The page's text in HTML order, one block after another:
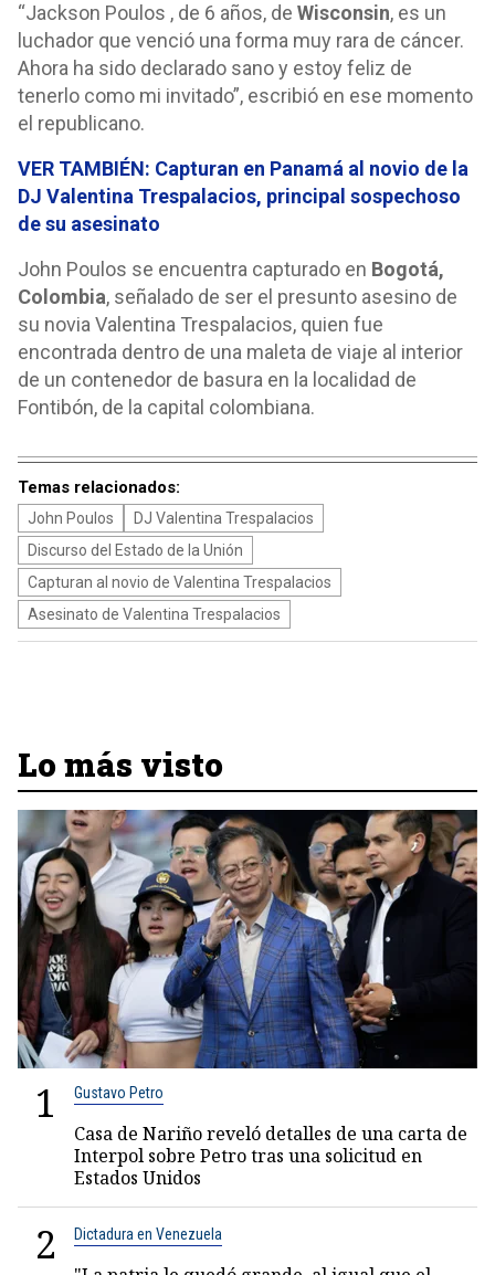
“Jackson Poulos , de 6 años, de Wisconsin, es un
luchador que venció una forma muy rara de cáncer.
Ahora ha sido declarado sano y estoy feliz de
tenerlo como mi invitado”, escribió en ese momento
el republicano.
VER TAMBIÉN: Capturan en Panamá al novio de la
DJ Valentina Trespalacios, principal sospechoso
de su asesinato
John Poulos se encuentra capturado en Bogotá,
Colombia, señalado de ser el presunto asesino de
su novia Valentina Trespalacios, quien fue
encontrada dentro de una maleta de viaje al interior
de un contenedor de basura en la localidad de
Fontibón, de la capital colombiana.
Temas relacionados:
John Poulos
DJ Valentina Trespalacios
Discurso del Estado de la Unión
Capturan al novio de Valentina Trespalacios
Asesinato de Valentina Trespalacios
Lo más visto
1 Gustavo Petro
Casa de Nariño reveló detalles de una carta de
Interpol sobre Petro tras una solicitud en
Estados Unidos
2 Dictadura en Venezuela